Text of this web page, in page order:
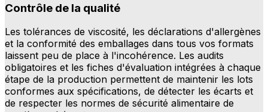
Contrôle de la qualité
Les tolérances de viscosité, les déclarations d'allergènes
et la conformité des emballages dans tous vos formats
laissent peu de place à l'incohérence. Les audits
obligatoires et les fiches d'évaluation intégrées à chaque
étape de la production permettent de maintenir les lots
conformes aux spécifications, de détecter les écarts et
de respecter les normes de sécurité alimentaire de